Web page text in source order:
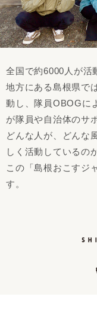
全国で約6000人が活
地方にある島根県で
動し、隊員OBOGに
が隊員や自治体のサ
どんな人が、どんな
しく活動しているのか
この「島根おこすジ
す。